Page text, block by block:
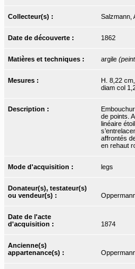
Collecteur(s) : Salzmann,
Date de découverte : 1862
Matières et techniques : argile
Mesures :
H. 8,22
diam col
Description :
de points.
linéaire
affrontés
en rehaut
Mode d'acquisition : legs
Donateur(s), testateur(s)
ou vendeur(s) :
Date de l'acte
d'acquisition :
1874
Ancienne(s)
appartenance(s) :